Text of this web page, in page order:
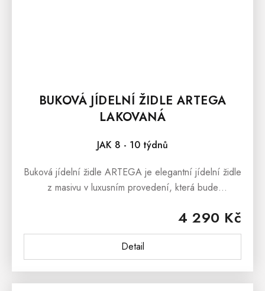
BUKOVÁ JÍDELNÍ ŽIDLE ARTEGA
LAKOVANÁ
JAK 8 - 10 týdnů
4 290 Kč
Detail
Buková jídelní židle ARTEGA je elegantní jídelní židle
z masivu v luxusním provedení, která bude
Čalouněná jídelní židle...